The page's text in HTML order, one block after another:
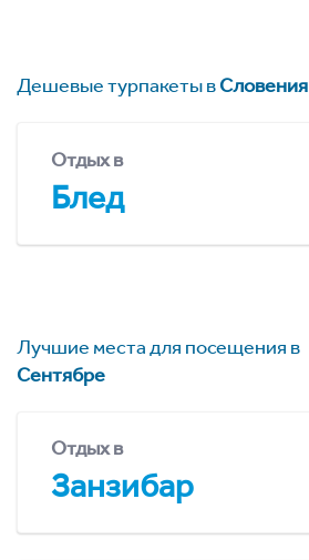
Дешевые турпакеты вСловения
Отдых в
Блед
Лучшие места для посещения в
Сентябре
Отдых в
Занзибар